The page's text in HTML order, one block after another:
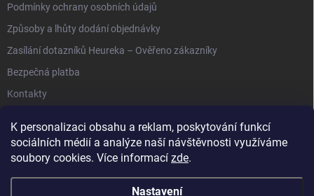
K personalizaci obsahu a reklam, poskytování funkcí
sociálních médií a analýze naší návštěvnosti využíváme
soubory cookies. Více informací zde.
Nastavení
Podmínky ochrany osobních údajů
Způsoby a lhůty dodání objednávky
Zasílání dotazníků Heureka – Ověřeno zákazníky
Bezpečná platba
Kontakty
Anipet.sk